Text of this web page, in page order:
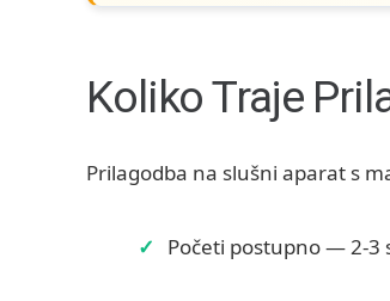
Koliko Traje
Prilagodba na slušni aparat s
Početi postupno — 2-3